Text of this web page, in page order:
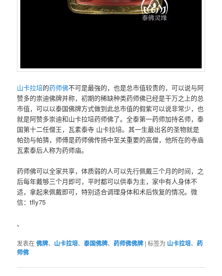
山卡拉培的药师佛不可是最強的，也是总市值较贵的，可以说与阿
赞多的崇迪佛牌并称，初期的稀缺种类药师佛已经是干万之上的总
市值，可以以泰国佛牌方式做到此总市值的假紫可以说非常少，也
就是阿赞多崇迪和山卡拉培药师佛了。全泰第一药师加持名师，泰
国第十二任僧王，瓦素泰寺 山卡拉培。其一生最出名的圣物就是
帕劲与帕猜，师傅是药师佛传扬中至关重要的高僧，他所在的寺庙
瓦素泰后人称为药师庙。
药师佛可以全家共享，体质弱的人可以先行佩戴三个月的时间，之
后每年戴够三个月即可，平时都可以供奉为主，家中有人身体不
适，拿起来佩戴即可，特别适合调理身体和术后恢复的情况。微
信：tfly75
、
发表在佛牌、 山卡拉培、泰国佛牌、药师佛佛牌 |标签为 山卡拉培、药
师佛